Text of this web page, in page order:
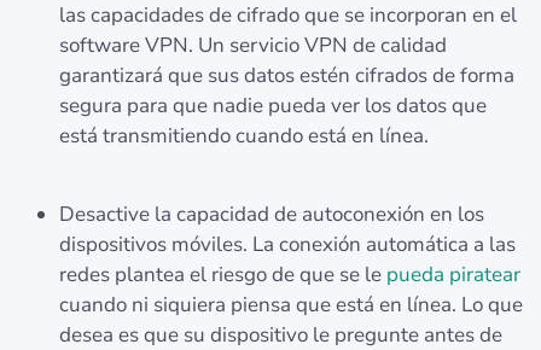
las capacidades de cifrado que se incorporan en el
software VPN. Un servicio VPN de calidad
garantizará que sus datos estén cifrados de forma
segura para que nadie pueda ver los datos que
está transmitiendo cuando está en línea.
Desactive la capacidad de autoconexión en los
dispositivos móviles. La conexión automática a las
redes plantea el riesgo de que se le pueda piratear
cuando ni siquiera piensa que está en línea. Lo que
desea es que su dispositivo le pregunte antes de